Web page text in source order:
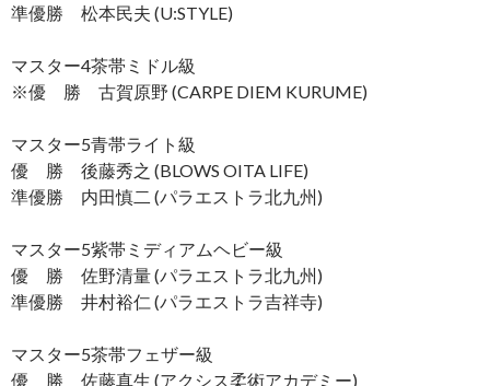
準優勝 松本民夫 (U:STYLE)
マスター4茶帯ミドル級
※優 勝 古賀原野 (CARPE DIEM KURUME)
マスター5青帯ライト級
優 勝 後藤秀之 (BLOWS OITA LIFE)
準優勝 内田慎二 (パラエストラ北九州)
マスター5紫帯ミディアムヘビー級
優 勝 佐野清量 (パラエストラ北九州)
準優勝 井村裕仁 (パラエストラ吉祥寺)
マスター5茶帯フェザー級
優 勝 佐藤真生 (アクシス柔術アカデミー)